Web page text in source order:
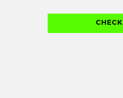
CHECK